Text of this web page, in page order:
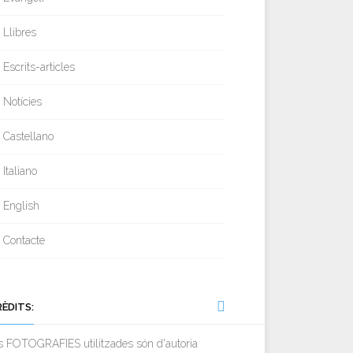
Llibres
Escrits-articles
Notícies
Castellano
Italiano
English
Contacte
FOTOGRAFIES utilitzades són d'autoria